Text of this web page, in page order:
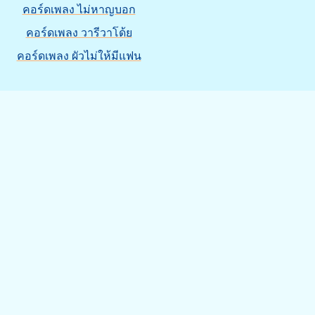
คอร์ดเพลง ไม่หาญบอก
คอร์ดเพลง วารีวาโด้ย
คอร์ดเพลง ผัวไม่ให้มีแฟน